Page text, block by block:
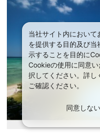
当社サイト内において
を提供する目的及び
示することを目的に
Cookieの使用に同意
択してください。詳し
ご確認ください。
同意しない